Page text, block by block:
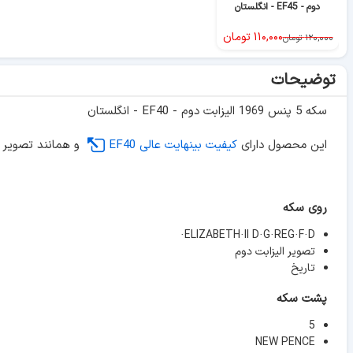
دوم - EF45 - انگلستان
۱۲۰,۰۰۰ تومان۱۱۰,۰۰۰ تومان
توضیحات
سکه 5 پنس 1969 الیزابت دوم - EF40 - انگلستان
این محصول دارای کیفیت بینهایت عالی EF40 و همانند
روی سکه
ELIZABETH·II D·G·REG·F·D·
تصویر الیزابت دوم
تاریخ
پشت سکه
5
NEW PENCE